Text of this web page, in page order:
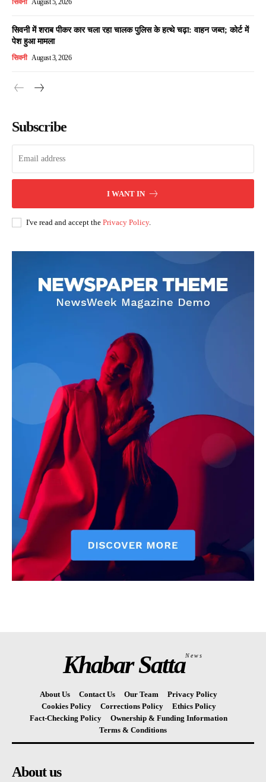
सिवनी August 5, 2026
सिवनी में शराब पीकर कार चला रहा चालक पुलिस के हत्थे चढ़ा: वाहन जब्त; कोर्ट में
पेश हुआ मामला
सिवनी August 3, 2026
Subscribe
I WANT IN
I've read and accept the Privacy Policy.
Khabar SattaNews
About Us Contact Us Our Team
Privacy Policy
Cookies Policy
Corrections Policy
Ethics Policy
Fact-Checking Policy
Ownership & Funding Information
Terms & Conditions
About us